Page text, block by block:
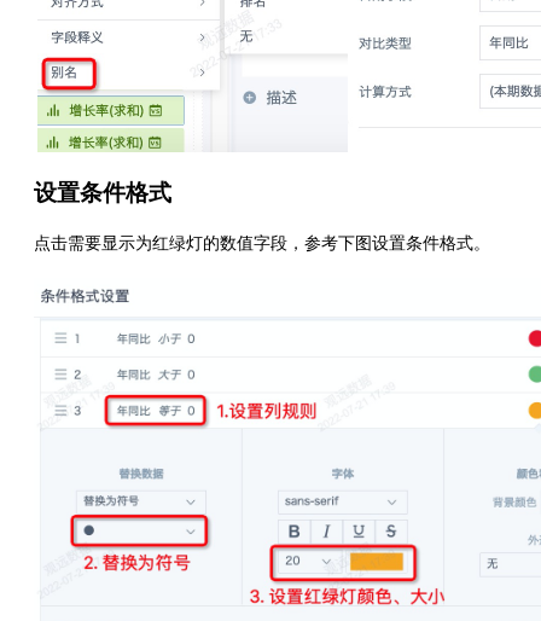
设置条件格式
点击需要显示为红绿灯的数值字段，参考下图设置条件格式。